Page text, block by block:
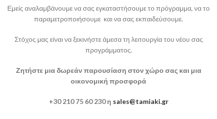
Εμείς αναλαμβάνουμε να σας εγκαταστήσουμε το πρόγραμμα, να το
παραμετροποιήσουμε και να σας εκπαιδεύσουμε.
Στόχος μας είναι να ξεκινήστε άμεσα τη λειτουργία του νέου σας
προγράμματος.
Ζητήστε μια δωρεάν παρουσίαση στον χώρο σας και μια
οικονομική προσφορά
+30 210 75 60 230 η sales@tamiaki.gr